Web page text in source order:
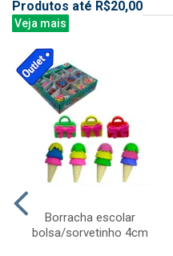
Produtos até R$20,00
Veja mais
Borracha escolar
bolsa/sorvetinho 4cm